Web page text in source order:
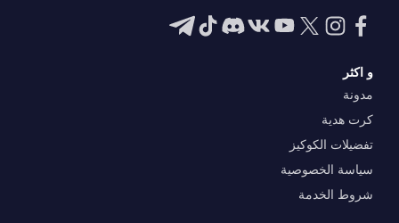
و اكثر
مدونة
كرت هدية
تفضيلات الكوكيز
سياسة الخصوصية
شروط الخدمة